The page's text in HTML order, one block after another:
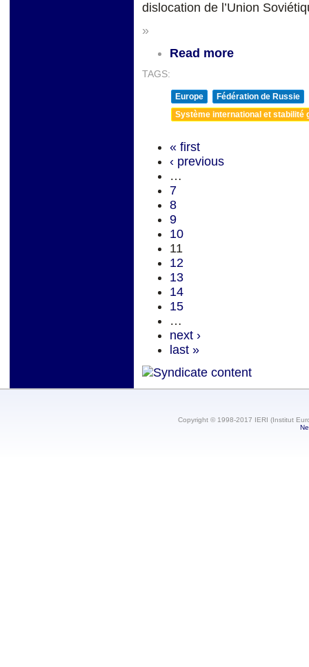
dislocation de l’Union
»
Read more
TAGS:
Europe
Fédération de Russie
Système international et stabilité
« first
‹ previous
…
7
8
9
10
11
12
13
14
15
…
next ›
last »
Copyright © 1998-2017 IERI (Institut